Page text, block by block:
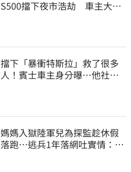
S500擋下夜市浩劫 車主大
擋下「暴衝特斯拉」救了很多
人！賓士車主身分曝…他社群
媽媽入獄陸軍兒為探監趁休假
落跑…逃兵1年落網吐實情：外